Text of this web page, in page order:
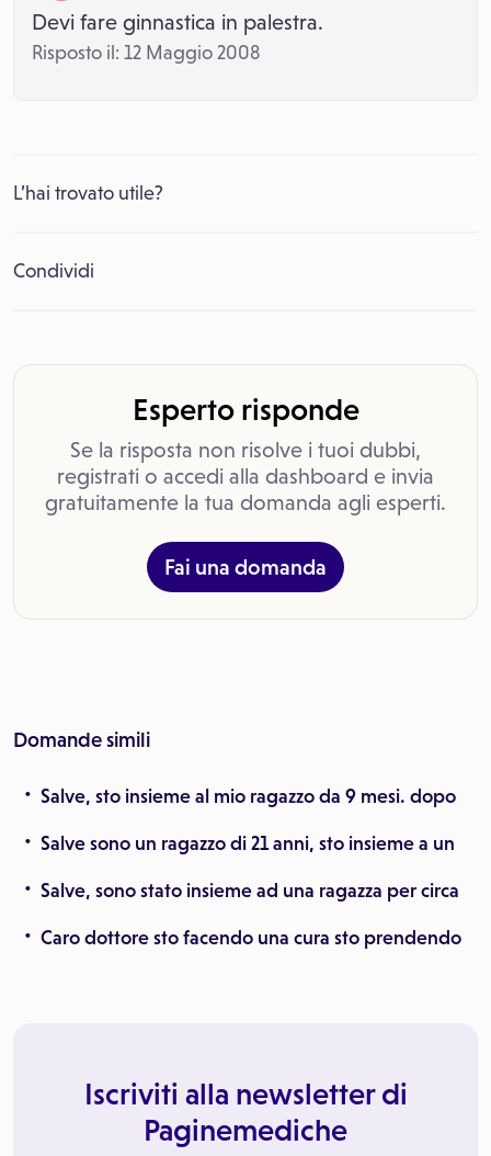
Devi fare ginnastica in palestra.
Risposto il: 12 Maggio 2008
L’hai trovato utile?
Condividi
Esperto risponde
Se la risposta non risolve i tuoi dubbi,
registrati o accedi alla dashboard e invia
gratuitamente la tua domanda agli esperti.
Fai una domanda
Domande simili
Salve, sto insieme al mio ragazzo da 9 mesi. dopo
Salve sono un ragazzo di 21 anni, sto insieme a un
Salve, sono stato insieme ad una ragazza per circa
Caro dottore sto facendo una cura sto prendendo
Iscriviti alla newsletter di
Paginemediche